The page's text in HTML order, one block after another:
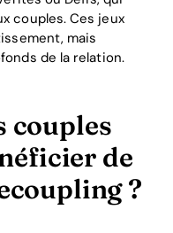
couples. Ces jeux
mais
de la relation.
couples
de
?